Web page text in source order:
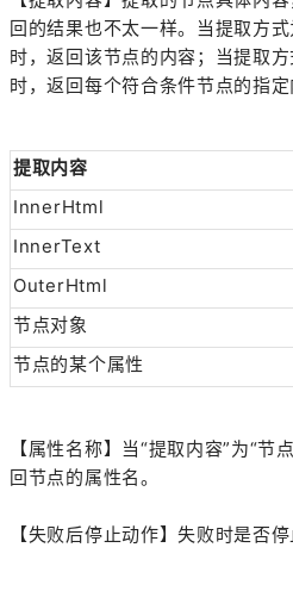
回的结果也不太一样。当提取方
时，返回该节点的内容；当提取
时，返回每个符合条件节点的指
提取内容
InnerHtml
InnerText
OuterHtml
节点对象
节点的某个属性
【属性名称】当“提取内容”为“节
回节点的属性名。
【失败后停止动作】失败时是否停